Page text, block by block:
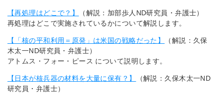
【再処理はどこで？】
（解説：加部歩人ND研究員・弁護士）
再処理はどこで実施されているかについて解説します。
【「核の平和利用＝原発」は米国の戦略だった】
（解説：久保
木太一ND研究員・弁護士）
アトムス・フォー・ピース について説明します。
【日本が核兵器の材料を大量に保有？】
（解説：久保木太一ND
研究員・弁護士）